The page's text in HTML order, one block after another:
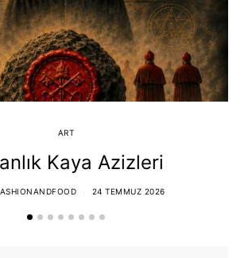
ART
Kaya Azizleri
24 TEMMUZ 2026